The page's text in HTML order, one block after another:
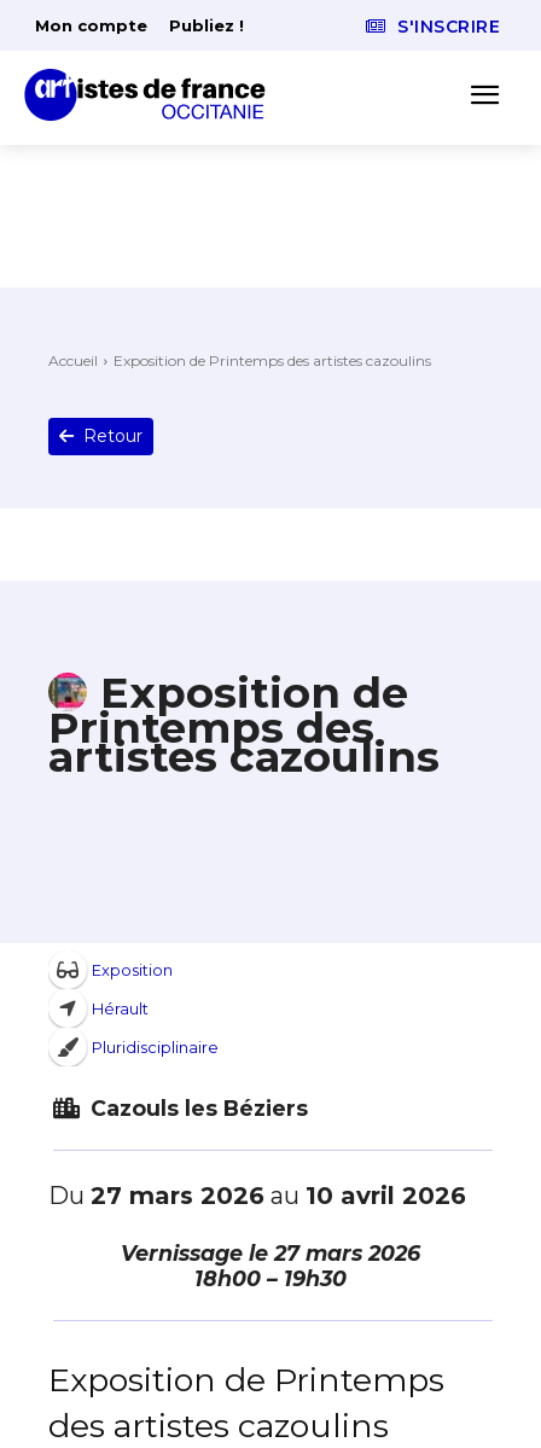
Mon compte Publiez ! S'INSCRIRE
Accueil Exposition de Printemps des artistes cazoulins
Retour
Exposition de
Printemps des
artistes cazoulins
Exposition
Hérault
Pluridisciplinaire
Cazouls les Béziers
Du 27 mars 2026 au 10 avril 2026
Vernissage le27 mars 2026
18h00 – 19h30
Exposition de Printemps
des artistes cazoulins